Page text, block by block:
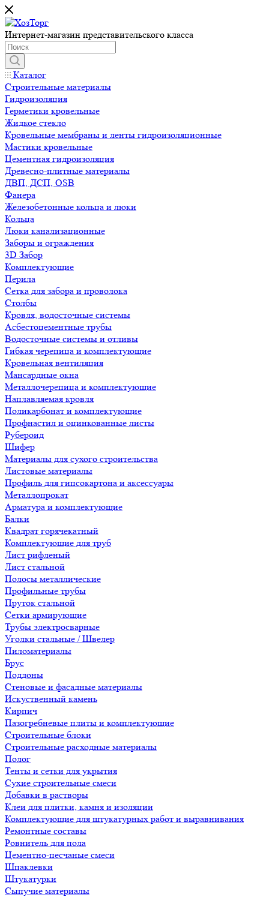
Интернет-магазин представительского класса
Каталог
Строительные материалы
Гидроизоляция
Герметики кровельные
Жидкое стекло
Кровельные мембраны и ленты гидроизоляционные
Мастики кровельные
Цементная гидроизоляция
Древесно-плитные материалы
ДВП, ДСП, OSB
Фанера
Железобетонные кольца и люки
Кольца
Люки канализационные
Заборы и ограждения
3D Забор
Комплектующие
Перила
Сетка для забора и проволока
Столбы
Кровля, водосточные системы
Асбестоцементные трубы
Водосточные системы и отливы
Гибкая черепица и комплектующие
Кровельная вентиляция
Мансардные окна
Металлочерепица и комплектующие
Наплавляемая кровля
Поликарбонат и комплектующие
Профнастил и оцинкованные листы
Рубероид
Шифер
Материалы для сухого строительства
Листовые материалы
Профиль для гипсокартона и аксессуары
Металлопрокат
Арматура и комплектующие
Балки
Квадрат горячекатный
Комплектующие для труб
Лист рифленый
Лист стальной
Полосы металлические
Профильные трубы
Пруток стальной
Сетки армирующие
Трубы электросварные
Уголки стальные / Швелер
Пиломатериалы
Брус
Поддоны
Стеновые и фасадные материалы
Искуственный камень
Кирпич
Пазогребневые плиты и комплектующие
Строительные блоки
Строительные расходные материалы
Полог
Тенты и сетки для укрытия
Сухие строительные смеси
Добавки в растворы
Клеи для плитки, камня и изоляции
Комплектующие для штукатурных работ и выравнивания
Ремонтные составы
Ровнитель для пола
Цементно-песчаные смеси
Шпаклевки
Штукатурки
Сыпучие материалы